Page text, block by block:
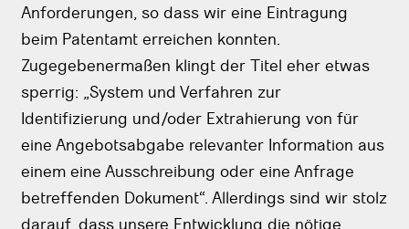
Anforderungen, so dass wir eine Eintragung
beim Patentamt erreichen konnten.
Zugegebenermaßen klingt der Titel eher etwas
sperrig: „System und Verfahren zur
Identifizierung und/oder Extrahierung von für
eine Angebotsabgabe relevanter Information aus
einem eine Ausschreibung oder eine Anfrage
betreffenden Dokument“. Allerdings sind wir stolz
darauf, dass unsere Entwicklung die nötige